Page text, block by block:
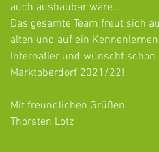
auch ausbaubar wäre...
Das gesamte Team freut sich
alten und auf ein
Internatler und wünscht schon
Marktoberdorf 2021/22!
Mit freundlichen Grüßen
Thorsten Lotz